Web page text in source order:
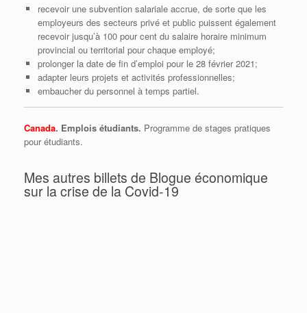
recevoir une subvention salariale accrue, de sorte que les
employeurs des secteurs privé et public puissent également
recevoir jusqu’à 100 pour cent du salaire horaire minimum
provincial ou territorial pour chaque employé;
prolonger la date de fin d’emploi pour le 28 février 2021;
adapter leurs projets et activités professionnelles;
embaucher du personnel à temps partiel.
Canada. Emplois étudiants. Programme de stages pratiques
pour étudiants.
Mes autres billets de Blogue économique
sur la crise de la Covid-19